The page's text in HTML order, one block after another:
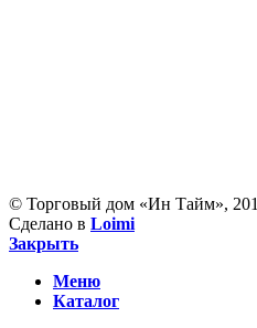
© Торговый дом «Ин Тайм»,
Сделано в Loimi
Закрыть
Меню
Каталог